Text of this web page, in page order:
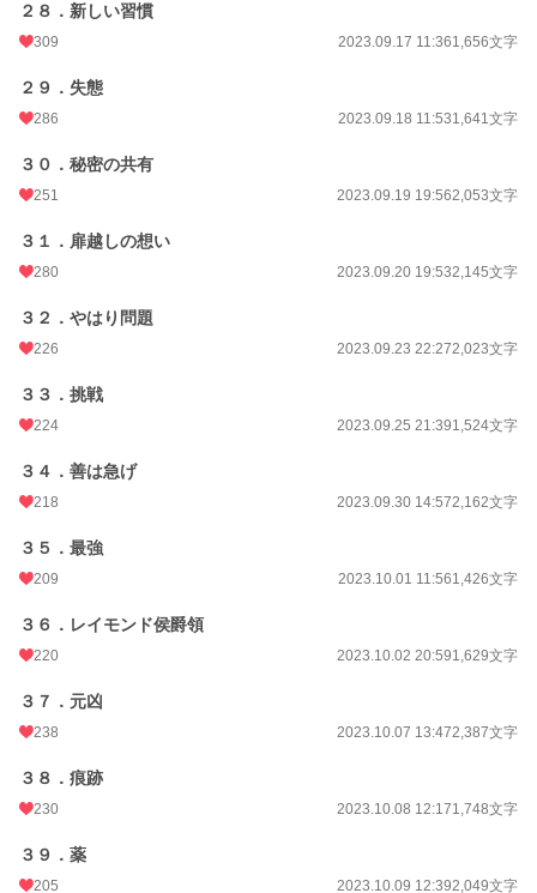
２８．新しい習慣
309 2023.09.17 11:361,656文字
２９．失態
286 2023.09.18 11:531,641文字
３０．秘密の共有
251 2023.09.19 19:562,053文字
３１．扉越しの想い
280 2023.09.20 19:532,145文字
３２．やはり問題
226 2023.09.23 22:272,023文字
３３．挑戦
224 2023.09.25 21:391,524文字
３４．善は急げ
218 2023.09.30 14:572,162文字
３５．最強
209 2023.10.01 11:561,426文字
３６．レイモンド侯爵領
220 2023.10.02 20:591,629文字
３７．元凶
238 2023.10.07 13:472,387文字
３８．痕跡
230 2023.10.08 12:171,748文字
３９．薬
205 2023.10.09 12:392,049文字